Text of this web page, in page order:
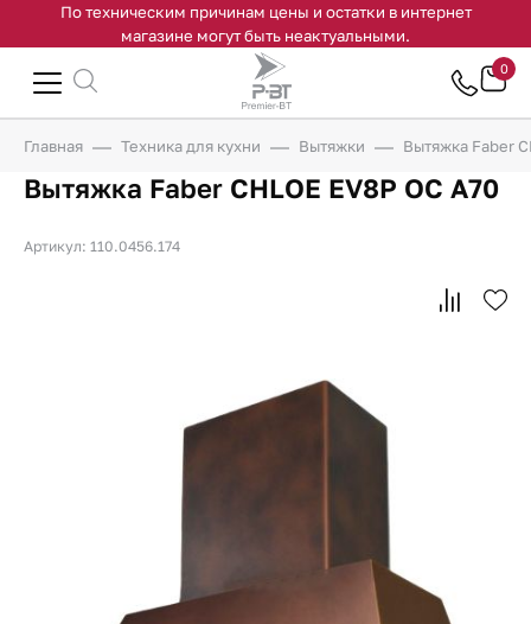
По техническим причинам цены и остатки в интернет
магазине могут быть неактуальными.
0
Главная Техника для кухни Вытяжки Вытяжка Faber
Вытяжка Faber CHLOE EV8P OC A70
Артикул: 110.0456.174